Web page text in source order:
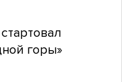
горы»